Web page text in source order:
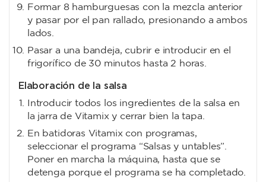
Formar 8 hamburguesas con la mezcla anterior
y pasar por el pan rallado, presionando a ambos
lados.
Pasar a una bandeja, cubrir e introducir en el
frigorífico de 30 minutos hasta 2 horas.
Elaboración de la salsa
Introducir todos los ingredientes de la salsa en
la jarra de Vitamix y cerrar bien la tapa.
En batidoras Vitamix con programas,
seleccionar el programa “Salsas y untables”.
Poner en marcha la máquina, hasta que se
detenga porque el programa se ha completado.